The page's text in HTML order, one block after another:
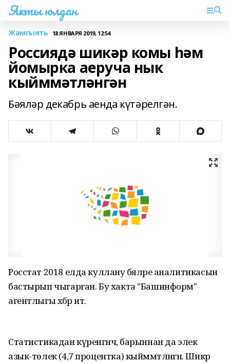
Якты юлдан
Жәмгыять 18 ЯНВАРЯ 2019, 12:54
Россиядә шикәр комы һәм
йомырка аеруча нык
кыйммәтләнгән
Бәяләр декабрь аенда күтәрелгән.
Росстат 2018 елда куллану бәяләре аналитикасын
бастырып чыгарган. Бу хакта "Башинформ"
агентлыгы хәбәр итә.
Статистикадан күренгәнчә, барыннан да элек
азык-төлек (4,7 процентка) кыйммәтләнгән. Шикәр